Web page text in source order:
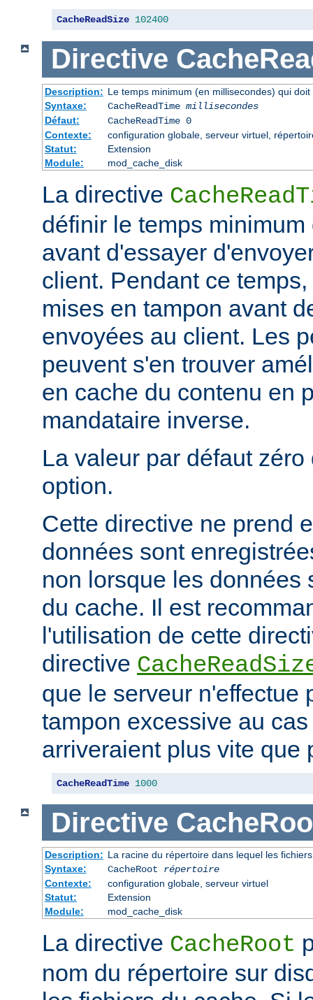
CacheReadSize 102400
Directive
Description: Le temps minimum (en millisecondes) qui
Syntaxe:
CacheReadTime millisecondes
Défaut:
CacheReadTime 0
Contexte:
configuration globale, serveur virtuel,
Statut:
Extension
Module:
mod_cache_disk
La directive
définir le temps
avant d'essayer
client. Pendant ce
mises en tampon avant
envoyées au client. Les
peuvent s'en trouver
en cache du contenu en
mandataire inverse.
La valeur par défaut
option.
Cette directive ne prend
données sont
non lorsque les données
du cache. Il est
l'utilisation de cette
directive
que le serveur n'effectue
tampon excessive au
arriveraient plus vite que
CacheReadTime 1000
Directive
Description: La racine du répertoire dans lequel les
Syntaxe:
CacheRoot répertoire
Contexte:
configuration globale, serveur virtuel
Statut:
Extension
Module:
mod_cache_disk
La directive CacheRoot
nom du répertoire sur